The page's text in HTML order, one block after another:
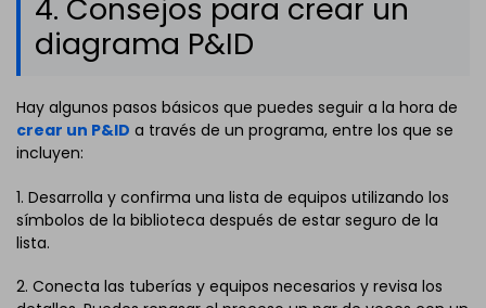
4. Consejos para crear un
diagrama P&ID
Hay algunos pasos básicos que puedes seguir a la hora de
crear un P&ID a través de un programa, entre los que se
incluyen:
1. Desarrolla y confirma una lista de equipos utilizando los
símbolos de la biblioteca después de estar seguro de la
lista.
2. Conecta las tuberías y equipos necesarios y revisa los